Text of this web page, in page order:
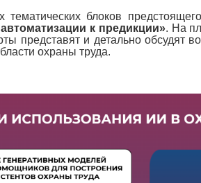
тематических блоков
к предикции». На
представят и детально обсудят
охраны труда.